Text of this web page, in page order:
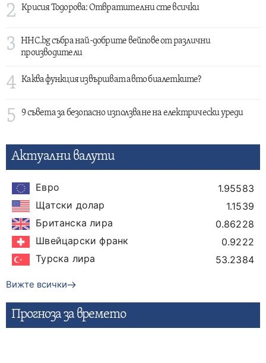
2 Крисия Тодорова: Отвратителни сте всички
3
HHC.bg събра най-добрите вейпове от различни
производители
4 Каква функция извършват авто биалетките?
5 9 съвета за безопасно използване на електрически уреди
Актуални валути
Евро
1.95583
Щатски долар
1.1539
Британска лира
0.86228
Швейцарски франк
0.9222
Турска лира
53.2384
Вижте всички
Прогнозa за времето